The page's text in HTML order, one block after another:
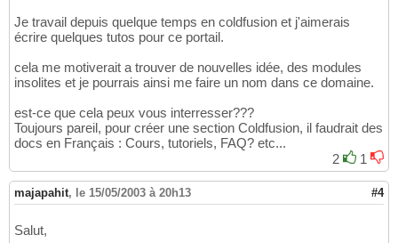
Je travail depuis quelque temps en coldfusion et j'aimerais
écrire quelques tutos pour ce portail.
cela me motiverait a trouver de nouvelles idée, des modules
insolites et je pourrais ainsi me faire un nom dans ce domaine.
est-ce que cela peux vous interresser???
Toujours pareil, pour créer une section Coldfusion, il faudrait des
docs en Français : Cours, tutoriels, FAQ? etc...
2
1
majapahit, le 15/05/2003 à 20h13 #4
Salut,